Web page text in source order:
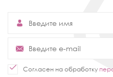
Согласен на обработку